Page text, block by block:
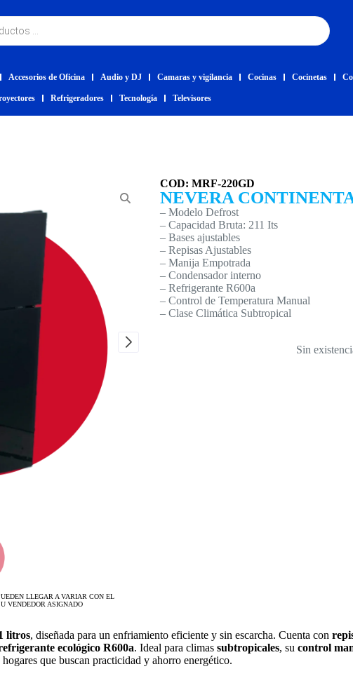
Accesorios de Oficina Audio y DJ Camaras y vigilancia Cocinas Cocinetas
Refrigeradores Tecnología Televisores
LLEGAR A VARIAR CON EL
VENDEDOR ASIGNADO
COD: MRF-220GD
NEVERA
– Modelo Defrost
– Capacidad Bruta: 211 Its
– Bases ajustables
– Repisas Ajustables
– Manija Empotrada
– Condensador interno
– Refrigerante R600a
– Control de Temperatura Manual
– Clase Climática Subtropical
Sin
litros, diseñada para un enfriamiento eficiente y sin escarcha. Cuenta con
ecológico R600a. Ideal para climas subtropicales, su control
que buscan practicidad y ahorro energético.